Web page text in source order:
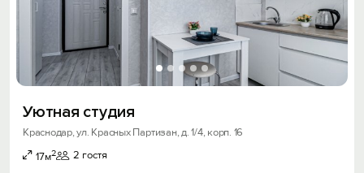
Уютная студия
Краснодар, ул. Красных Партизан, д. 1/4, корп. 16
17м2 2 гостя